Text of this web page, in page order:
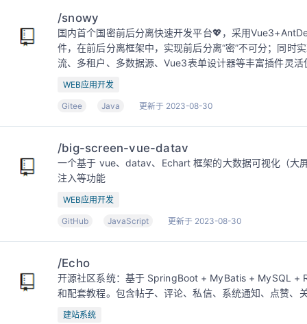
/snowy
国内首个国密前后分离快速开发平台💖，采用
件，在前后分离框架中，实现前后分离“密”不可分；同时
流、多租户、多数据源、Vue3表单设计器等丰富插件灵活
WEB应用开发
Gitee Java 更新于 2023-08-30
/big-screen-vue-datav
一个基于 vue、datav、Echart 框架的大数据可视化（大
注入等功能
WEB应用开发
GitHub JavaScript 更新于 2023-08-30
/Echo
开源社区系统：基于 SpringBoot + MyBatis + MySQL
和配套教程。包含帖子、评论、私信、系统通知、点赞、
建站系统